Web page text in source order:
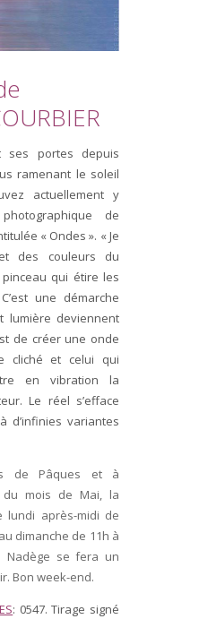
ses portes depuis
ramenant le soleil
actuellement y
de
« Ondes ». « Je
des couleurs du
pinceau qui étire les
une démarche
lumière deviennent
de créer une onde
cliché et celui qui
en vibration la
Le réel s’efface
d’infinies variantes
de Pâques et à
du mois de Mai, la
lundi après-midi de
dimanche de 11h à
Nadège se fera un
Bon week-end.
: 0547. Tirage signé